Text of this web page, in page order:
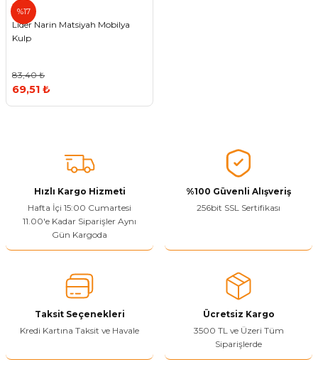
%17
Lider
Lider Narin Matsiyah Mobilya
Kulp
83,40 ₺
69,51 ₺
Hızlı Kargo Hizmeti
Hafta İçi 15:00 Cumartesi
11.00'e Kadar Siparişler Aynı
Gün Kargoda
%100 Güvenli Alışveriş
256bit SSL Sertifikası
Taksit Seçenekleri
Kredi Kartına Taksit ve Havale
Ücretsiz Kargo
3500 TL ve Üzeri Tüm
Siparişlerde